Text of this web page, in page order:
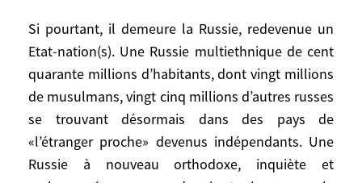
Si pourtant, il demeure la Russie, redevenue un
Etat-nation(s). Une Russie multiethnique de cent
quarante millions d’habitants, dont vingt millions
de musulmans, vingt cinq millions d’autres russes
se trouvant désormais dans des pays de
«l’étranger proche» devenus indépendants. Une
Russie à nouveau orthodoxe, inquiète et
Régime et la Révolution. Mais l’Empire
soviétique s’épuise et se disloque à son
tour, rejoignant dans l’histoire tant de flux
et de reflux immenses de conquérants,
maîtres du monde un moment ou
quelques siècles, et dont il ne reste rien.